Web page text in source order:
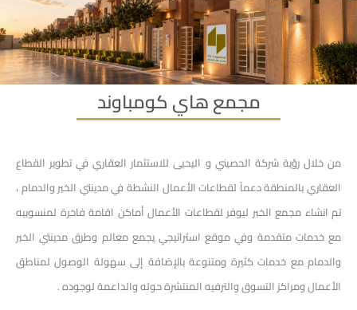
مجمع هاي كومباوند
خلال رؤية شركة الحصيني و اليحيى للاستثمار العقاري في تطوير القطاع
بالمنطقة دعماً لقطاعات الأعمال النشطة في مدينتي الخبر والدمام ،
انشاء مجمع الخبر ليوفر لقطاعات الأعمال أماكن اقامة فاخرة لمنسوبيه
خدمات متقدمة وفي موقع استراتيجي يجمع معالم وطرق مدينتي الخبر
مع خدمات كثيرة ومتنوعة بالإضافة إلى سهولة الوصول لمناطق
ومراكز التسوق والترفيه المنتشرة حوله والداعمة لوجوده .